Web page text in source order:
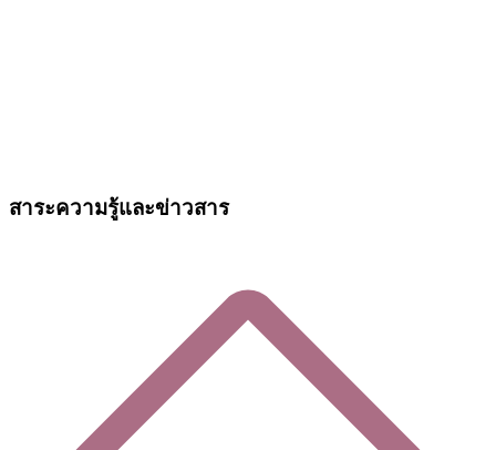
สาระความรู้และข่าวสาร